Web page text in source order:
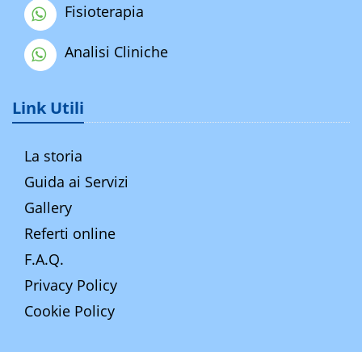
Fisioterapia
Analisi Cliniche
Link Utili
La storia
Guida ai Servizi
Gallery
Referti online
F.A.Q.
Privacy Policy
Cookie Policy